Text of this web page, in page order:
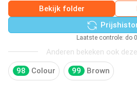
Bekijk folder
Laatste controle: do
Anderen bekeken ook
98 Colour 99 Brown